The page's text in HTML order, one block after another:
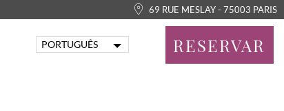
69 RUE MESLAY - 75003 PARIS
PORTUGUÊS
RESERVAR